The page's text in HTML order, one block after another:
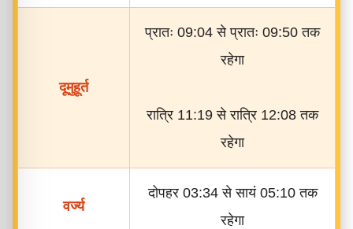
दूमुहूर्त
प्रातः 09:04 से प्रातः 09:50 तक
रहेगा
रात्रि 11:19 से रात्रि 12:08 तक
रहेगा
वर्ज्य
दोपहर 03:34 से सायं 05:10 तक
रहेगा